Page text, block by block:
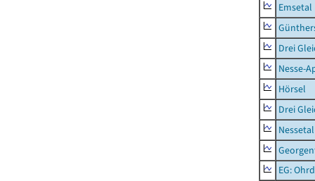
Emsetal
Drei
Nesse-
Hörsel
Drei
Nessetal
EG: